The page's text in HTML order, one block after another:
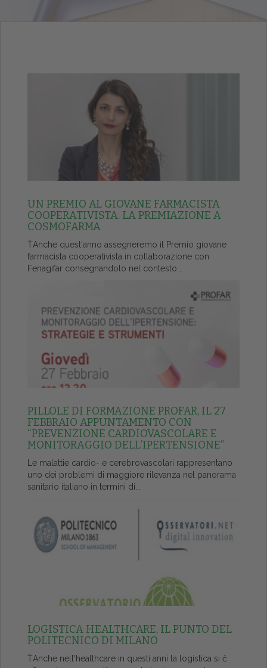
UN PREMIO AL GIOVANE FARMACISTA
COOPERATIVISTA. LA PREMIAZIONE A
COSMOFARMA
ŤAnche quest'anno assegneremo il Premio giovane
farmacista cooperativista in collaborazione con
Fenagifar consegnandolo nel contesto...
PILLOLE DI FORMAZIONE PROFAR, IL 27
FEBBRAIO APPUNTAMENTO CON
“PREVENZIONE CARDIOVASCOLARE E
MONITORAGGIO DELL’IPERTENSIONE”
Le malattie cardio- e cerebrovascolari rappresentano
uno dei problemi di maggiore rilevanza nel panorama
sanitario italiano in termini di...
LOGISTICA HEALTHCARE, IL PUNTO DEL
POLITECNICO DI MILANO
ŤAnche nell'healthcare in questi anni la logistica si č